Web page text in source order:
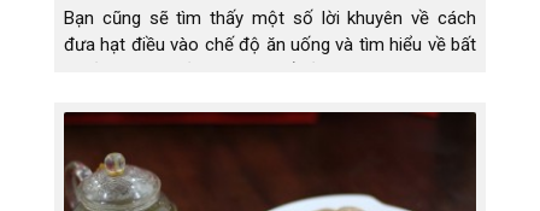
Bạn cũng sẽ tìm thấy một số lời khuyên về cách
đưa hạt điều vào chế độ ăn uống và tìm hiểu về bất